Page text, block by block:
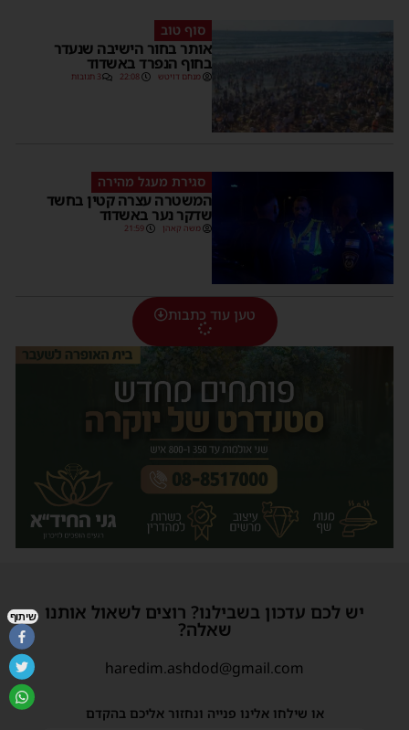
סוף טוב
אותר בחור הישיבה שנעדר
בחוף הנפרד באשדוד
מנחם דויטש 22:08 3 תגובות
סגירת מעגל מהירה
המשטרה עצרה קטין בחשד
שדקר נער באשדוד
משה קאהן 21:59
טען עוד כתבות
יש לכם עדכון בשבילנו? רוצים לשאול אותנו
שאלה?
haredim.ashdod@gmail.com
או שילחו אלינו פנייה ונחזור אליכם בהקדם
שיתוף